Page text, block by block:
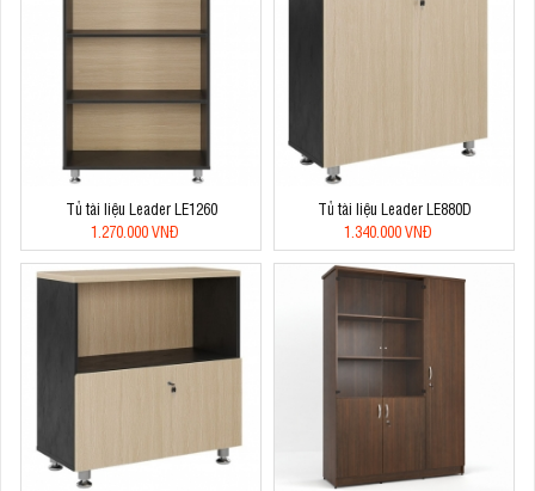
Tủ tài liệu Leader LE1260
1.270.000 VNĐ
Tủ tài liệu Leader LE880D
1.340.000 VNĐ